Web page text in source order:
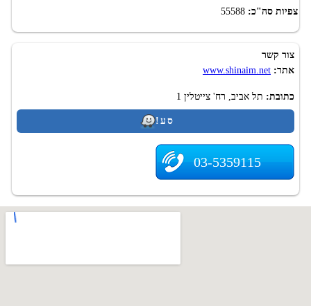
צפיות סה"כ:
צור קשר
אתר: www.shinaim.net
כתובת: תל אביב, רח' צייטלין 1
סע!
03-5359115